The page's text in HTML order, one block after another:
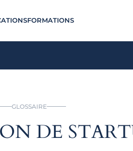
FORMATIONS
GLOSSAIRE
DE